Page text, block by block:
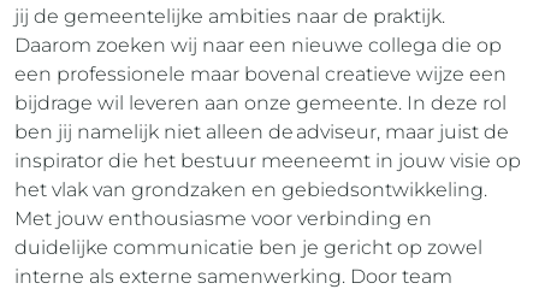
jij de gemeentelijke ambities naar de praktijk.
Daarom zoeken wij naar een nieuwe collega die op
een professionele maar bovenal creatieve wijze een
bijdrage wil leveren aan onze gemeente. In deze rol
ben jij namelijk niet alleen de adviseur, maar juist de
inspirator die het bestuur meeneemt in jouw visie op
het vlak van grondzaken en gebiedsontwikkeling.
Met jouw enthousiasme voor verbinding en
duidelijke communicatie ben je gericht op zowel
interne als externe samenwerking. Door team